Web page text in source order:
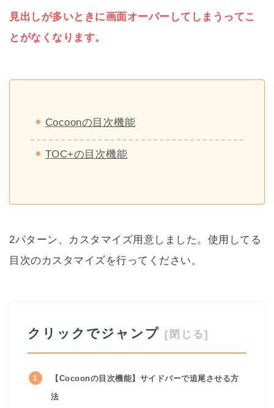
見出しが多いときに画面オーバーしてしまうってこ
とがなくなります。
Cocoonの目次機能
TOC+の目次機能
2パターン、カスタマイズ用意しました。使用してる
目次のカスタマイズを行ってください。
クリックでジャンプ
【Cocoonの目次機能】サイドバーで追尾させる方
法